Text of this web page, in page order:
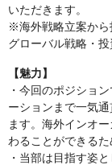
いただきます。
※海外戦略立案から
グローバル戦略・
【魅力】
・今回のポジショ
ーションまで一気
ます。海外インオ
わることができる
・当部は目指す姿